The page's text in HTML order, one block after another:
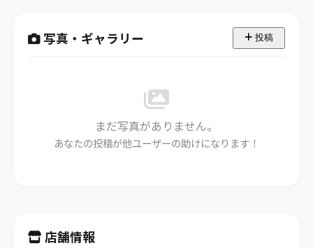
写真・ギャラリー 投稿
まだ写真がありません。
あなたの投稿が他ユーザーの助けになります！
店舗情報